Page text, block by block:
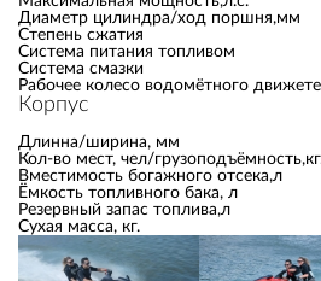
Диаметр цилиндра/ход поршня,мм
Степень сжатия
Система питания топливом
Система смазки
Рабочее колесо водомётного
Корпус
Длинна/ширина, мм
Кол-во мест, чел/
Вместимость богажного отсека,л
Ёмкость топливного бака, л
Резервный запас топлива,л
Сухая масса, кг.